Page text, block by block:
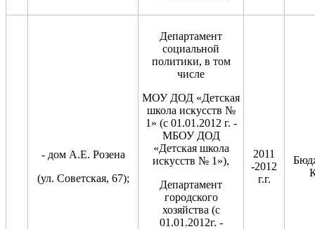
- дом А.Е. Розена
(ул. Советская, 67);
Департамент
социальной
политики, в том
числе
МОУ ДОД «Детская
школа искусств №
1» (с 01.01.2012 г. -
МБОУ ДОД
«Детская школа
искусств № 1»),
Департамент
городского
хозяйства (с
01.01.2012г. -
2011
-2012
г.г.